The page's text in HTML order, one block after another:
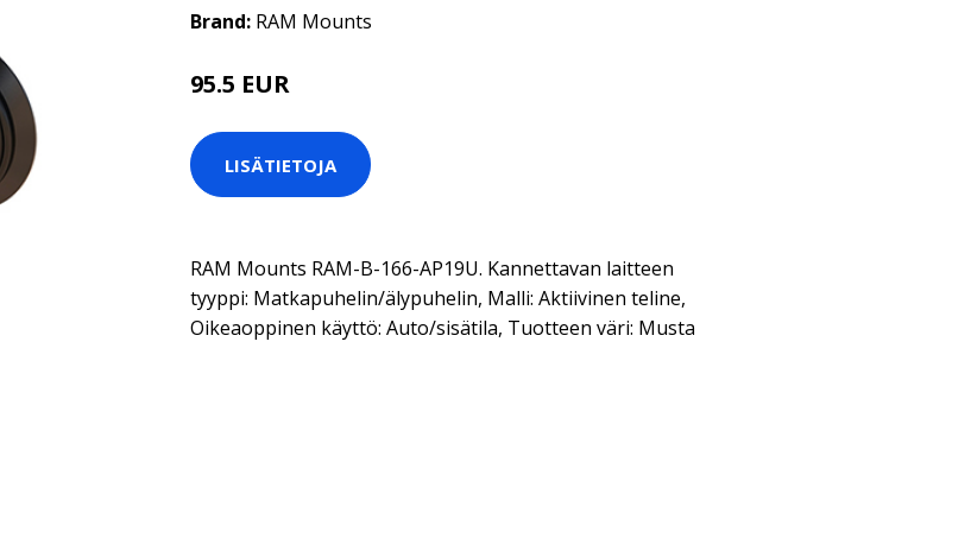
Brand: RAM Mounts
95.5 EUR
LISÄTIETOJA
RAM Mounts RAM-B-166-AP19U. Kannettavan laitteen
tyyppi: Matkapuhelin/älypuhelin, Malli: Aktiivinen teline,
Oikeaoppinen käyttö: Auto/sisätila, Tuotteen väri: Musta